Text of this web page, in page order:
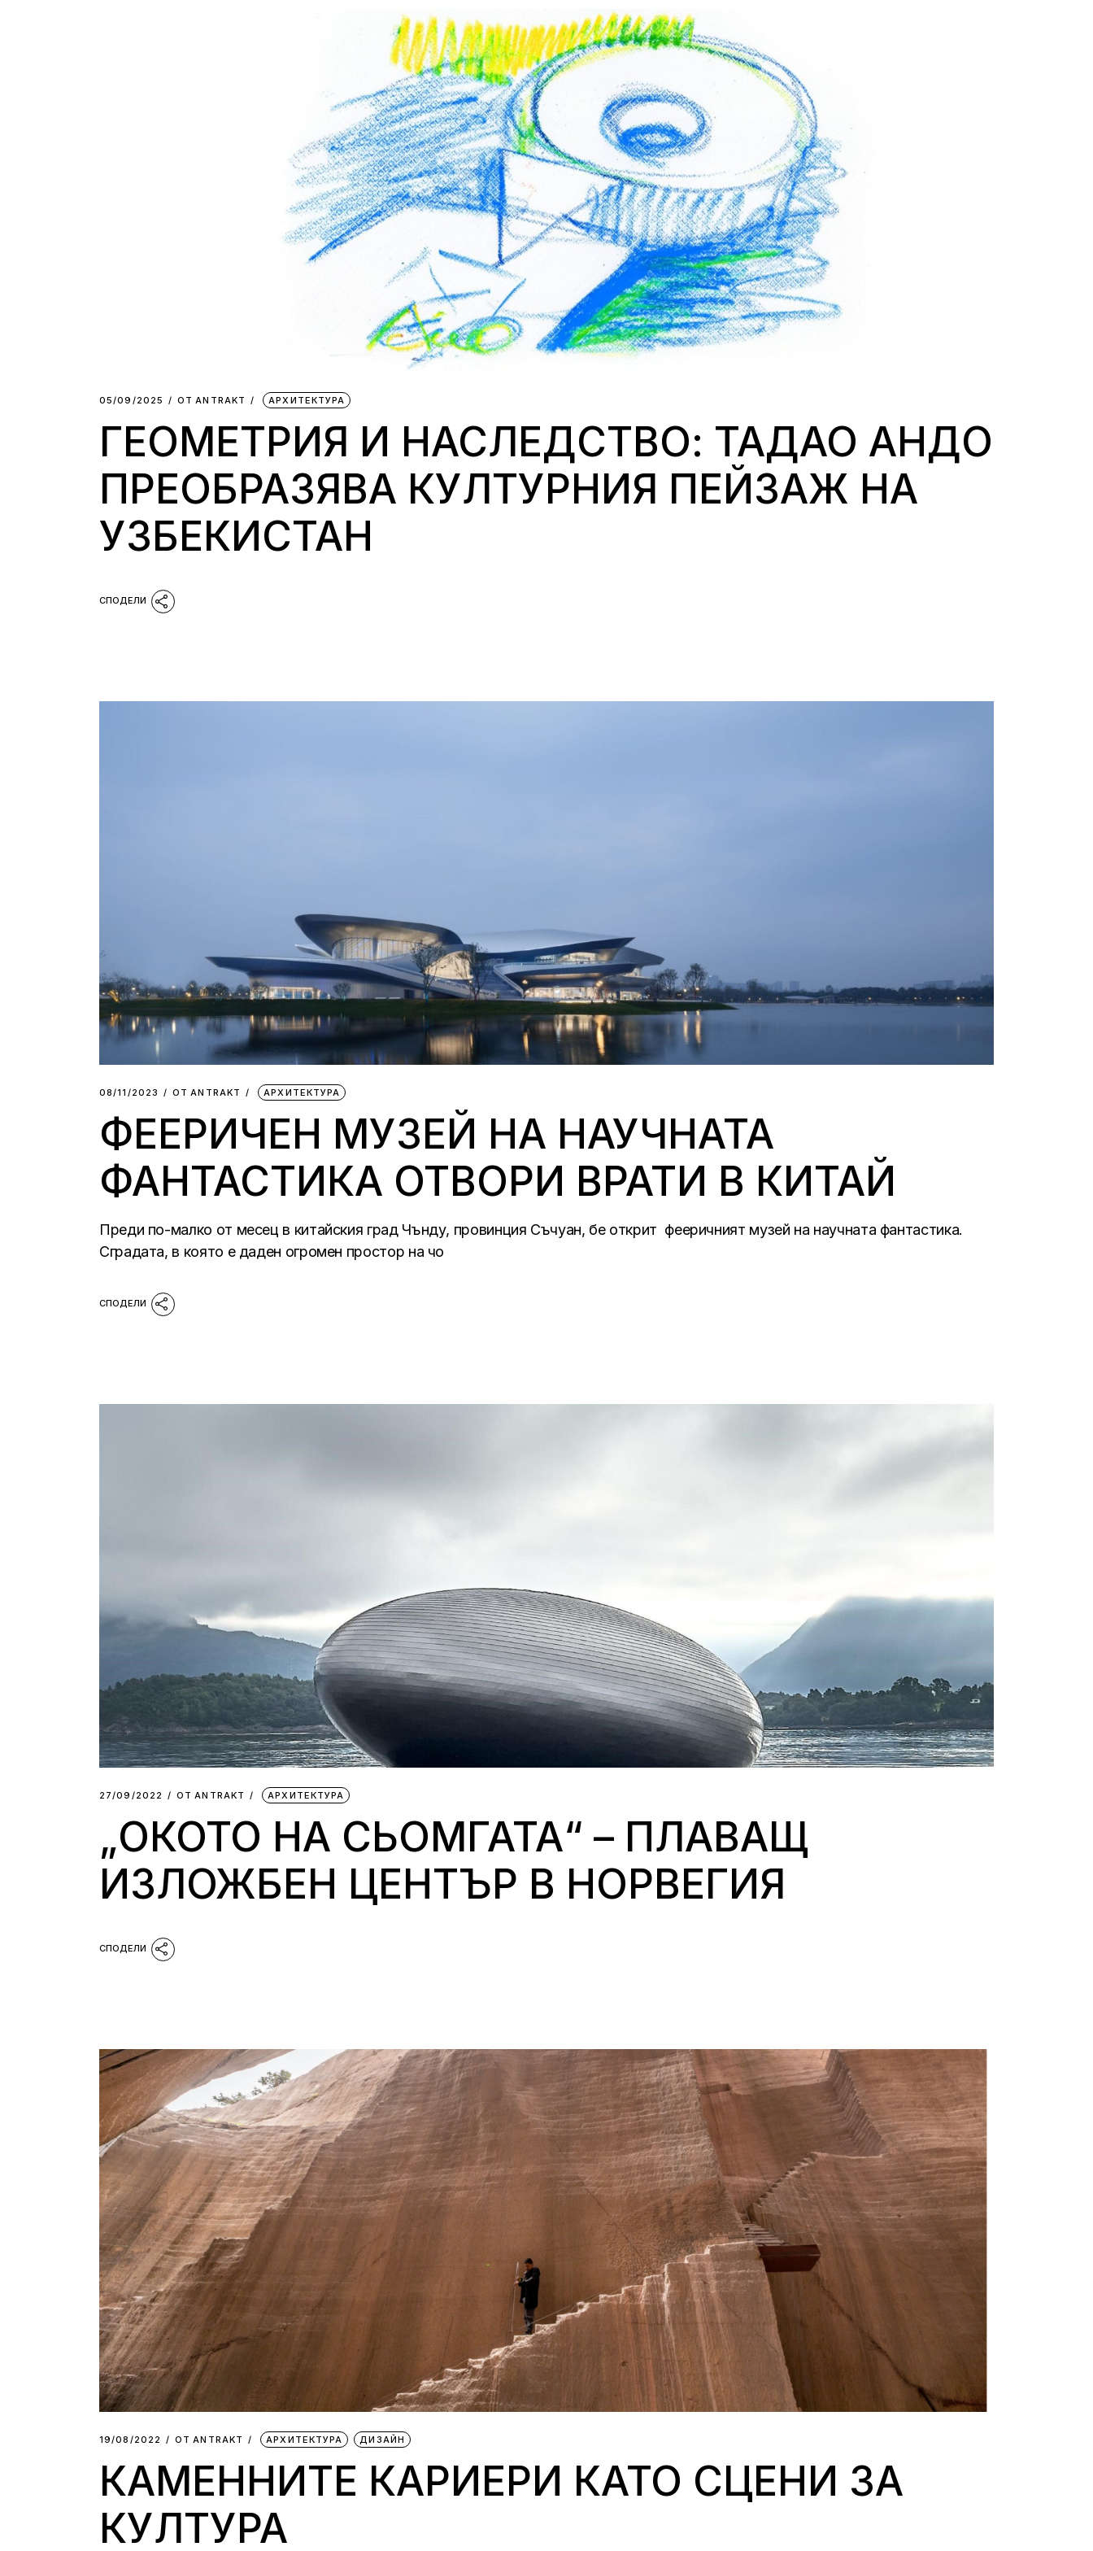
Силни жени
Насам-натам
05/09/2025 ОТ АNTRAKT АРХИТЕКТУРА
ГЕОМЕТРИЯ И НАСЛЕДСТВО: ТАДАО АНДО
ПРЕОБРАЗЯВА КУЛТУРНИЯ ПЕЙЗАЖ НА
УЗБЕКИСТАН
08/11/2023 ОТ АNTRAKT АРХИТЕКТУРА
ФЕЕРИЧЕН МУЗЕЙ НА НАУЧНАТА
ФАНТАСТИКА ОТВОРИ ВРАТИ В КИТАЙ
Преди по-малко от месец в китайския град Чънду, провинция Съчуан, бе открит фееричният музей на научната фантастика.
Сградата, в която е даден огромен простор на чо
27/09/2022 ОТ АNTRAKT АРХИТЕКТУРА
„ОКОТО НА СЬОМГАТА“ – ПЛАВАЩ
ИЗЛОЖБЕН ЦЕНТЪР В НОРВЕГИЯ
19/08/2022 ОТ АNTRAKT АРХИТЕКТУРА ДИЗАЙН
КАМЕННИТЕ КАРИЕРИ КАТО СЦЕНИ ЗА
КУЛТУРА